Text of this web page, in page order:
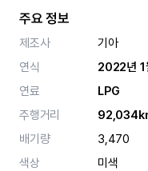
주요 정보
제조사
기아
연식
2022년 1
연료
LPG
주행거리
배기량
3,470
색상
미색